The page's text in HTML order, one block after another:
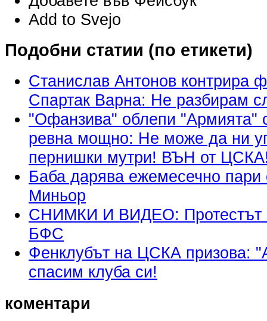
Add to Svejo
Подобни статии (по етикети)
Станислав Антонов контрира
Спартак Варна: Не разбирам
"Офанзива" облепи "Армията"
ревна мощно: Не може да ни
пернишки мутри! ВЪН от
Баба дарява ежемесечно пари
Миньор
СНИМКИ И ВИДЕО: Протестът
БФС
Фенклубът на ЦСКА призова:
спасим клуба си!
коментари